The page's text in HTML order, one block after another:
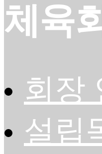
체육
회장
설립